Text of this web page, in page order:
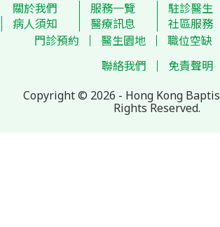
關於我們 服務一覽 駐診醫生
病人須知
醫療訊息 社區服務
門診預約
醫生園地 職位空缺
聯絡我們
免責聲明
Copyright © 2026 - Hong Kong
Rights Reserved.